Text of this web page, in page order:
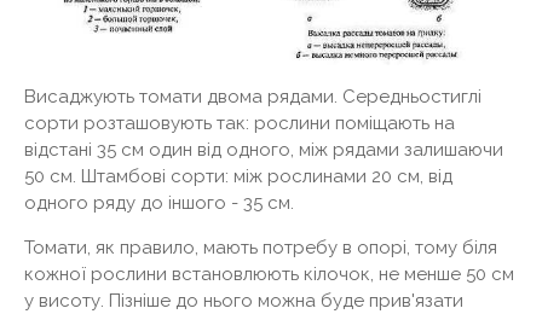
Висаджують томати двома рядами. Середньостиглі
сорти розташовують так: рослини поміщають на
відстані 35 см один від одного, між рядами залишаючи
50 см. Штамбові сорти: між рослинами 20 см, від
одного ряду до іншого - 35 см.
Томати, як правило, мають потребу в опорі, тому біля
кожної рослини встановлюють кілочок, не менше 50 см
у висоту. Пізніше до нього можна буде прив'язати